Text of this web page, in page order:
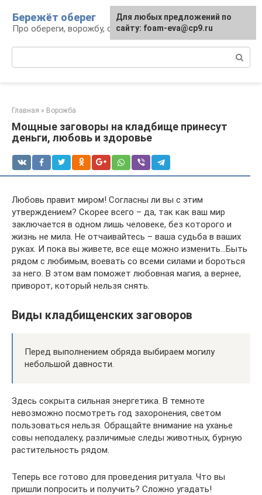
контенту
Бережёт оберег
Про обереги, ворожбу, сны и гадания
Главная » Ворожба
Мощные заговоры на кладбище принесут
деньги, любовь и здоровье
Любовь правит миром! Согласны ли вы с этим
утверждением? Скорее всего – да, так как ваш мир
заключается в одном лишь человеке, без которого и
жизнь не мила. Не отчаивайтесь – ваша судьба в ваших
руках. И пока вы живете, все еще можно изменить…Быть
рядом с любимым, воевать со всеми силами и бороться
за него. В этом вам поможет любовная магия, а вернее,
приворот, который нельзя снять.
Виды кладбищенских заговоров
Перед выполнением обряда выбираем могилу
небольшой давности.
Здесь сокрыта сильная энергетика. В темноте
невозможно посмотреть год захоронения, светом
пользоваться нельзя. Обращайте внимание на уханье
совы неподалеку, различимые следы животных, бурную
растительность рядом.
Теперь все готово для проведения ритуала. Что вы
пришли попросить и получить? Сложно угадать!
Для любых предложений по
сайту: foam-eva@cp9.ru